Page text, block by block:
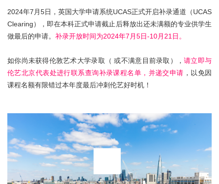
新闻活动
关于我们
2024年7月5日，英国大学申请系统UCAS正式开启补录通道（UCAS
Clearing），即在本科正式申请截止后释放出还未满额的专业供学生
做最后的申请。 补录开放时间为2024年7月5日-10月21日。
如你尚未获得伦敦艺术大学录取（ 或不满意目前录取），请立即与
伦艺北京代表处进行联系查询补录课程名单，并递交申请 ，以免因
课程名额有限错过本年度最后冲刺伦艺好时机！